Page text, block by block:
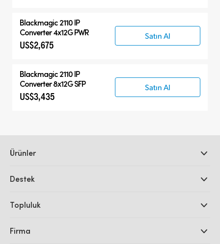
Blackmagic 2110 IP
Converter 4x12G PWR
US$2,675
Satın Al
Blackmagic 2110 IP
Converter 8x12G SFP
US$3,435
Satın Al
Ürünler
DaVinci Resolve ve Fusion Yazılımı
Ultimatte
Kayıt ve Oynatım
Destek
Destek Merkezi
Topluluk
Firma